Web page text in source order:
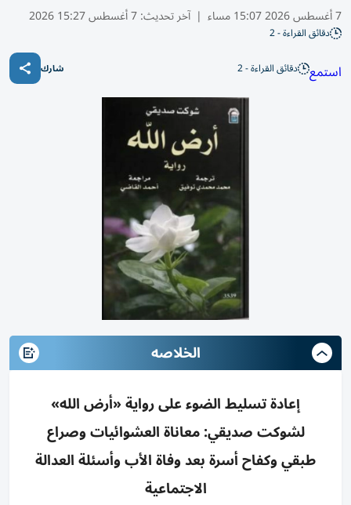
7 أغسطس 2026 15:07 مساء | آخر تحديث:7 أغسطس 15:27 2026
دقائق القراءة - 2
استمع دقائق القراءة - 2 شارك
الخلاصه
إعادة تسليط الضوء على رواية «أرض الله»
لشوكت صديقي: معاناة العشوائيات وصراع
طبقي وكفاح أسرة بعد وفاة الأب وأسئلة العدالة
الاجتماعية